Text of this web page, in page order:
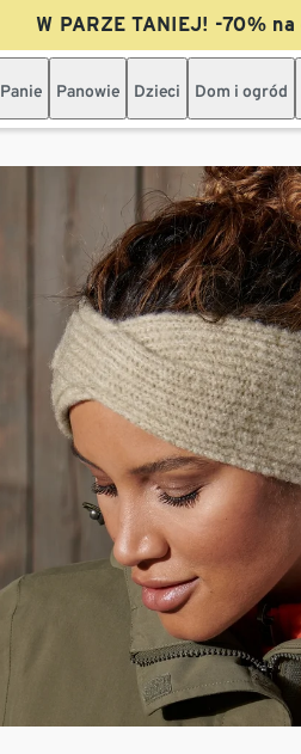
W PARZE TANIEJ! -70%
Panie Panowie Dzieci Dom i ogród